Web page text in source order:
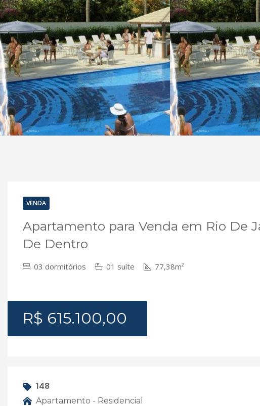
VENDA
Apartamento para Venda em Rio De
De Dentro
03 dormitórios 01 suíte 77,38m²
R$ 615.100,00
148
Apartamento - Residencial